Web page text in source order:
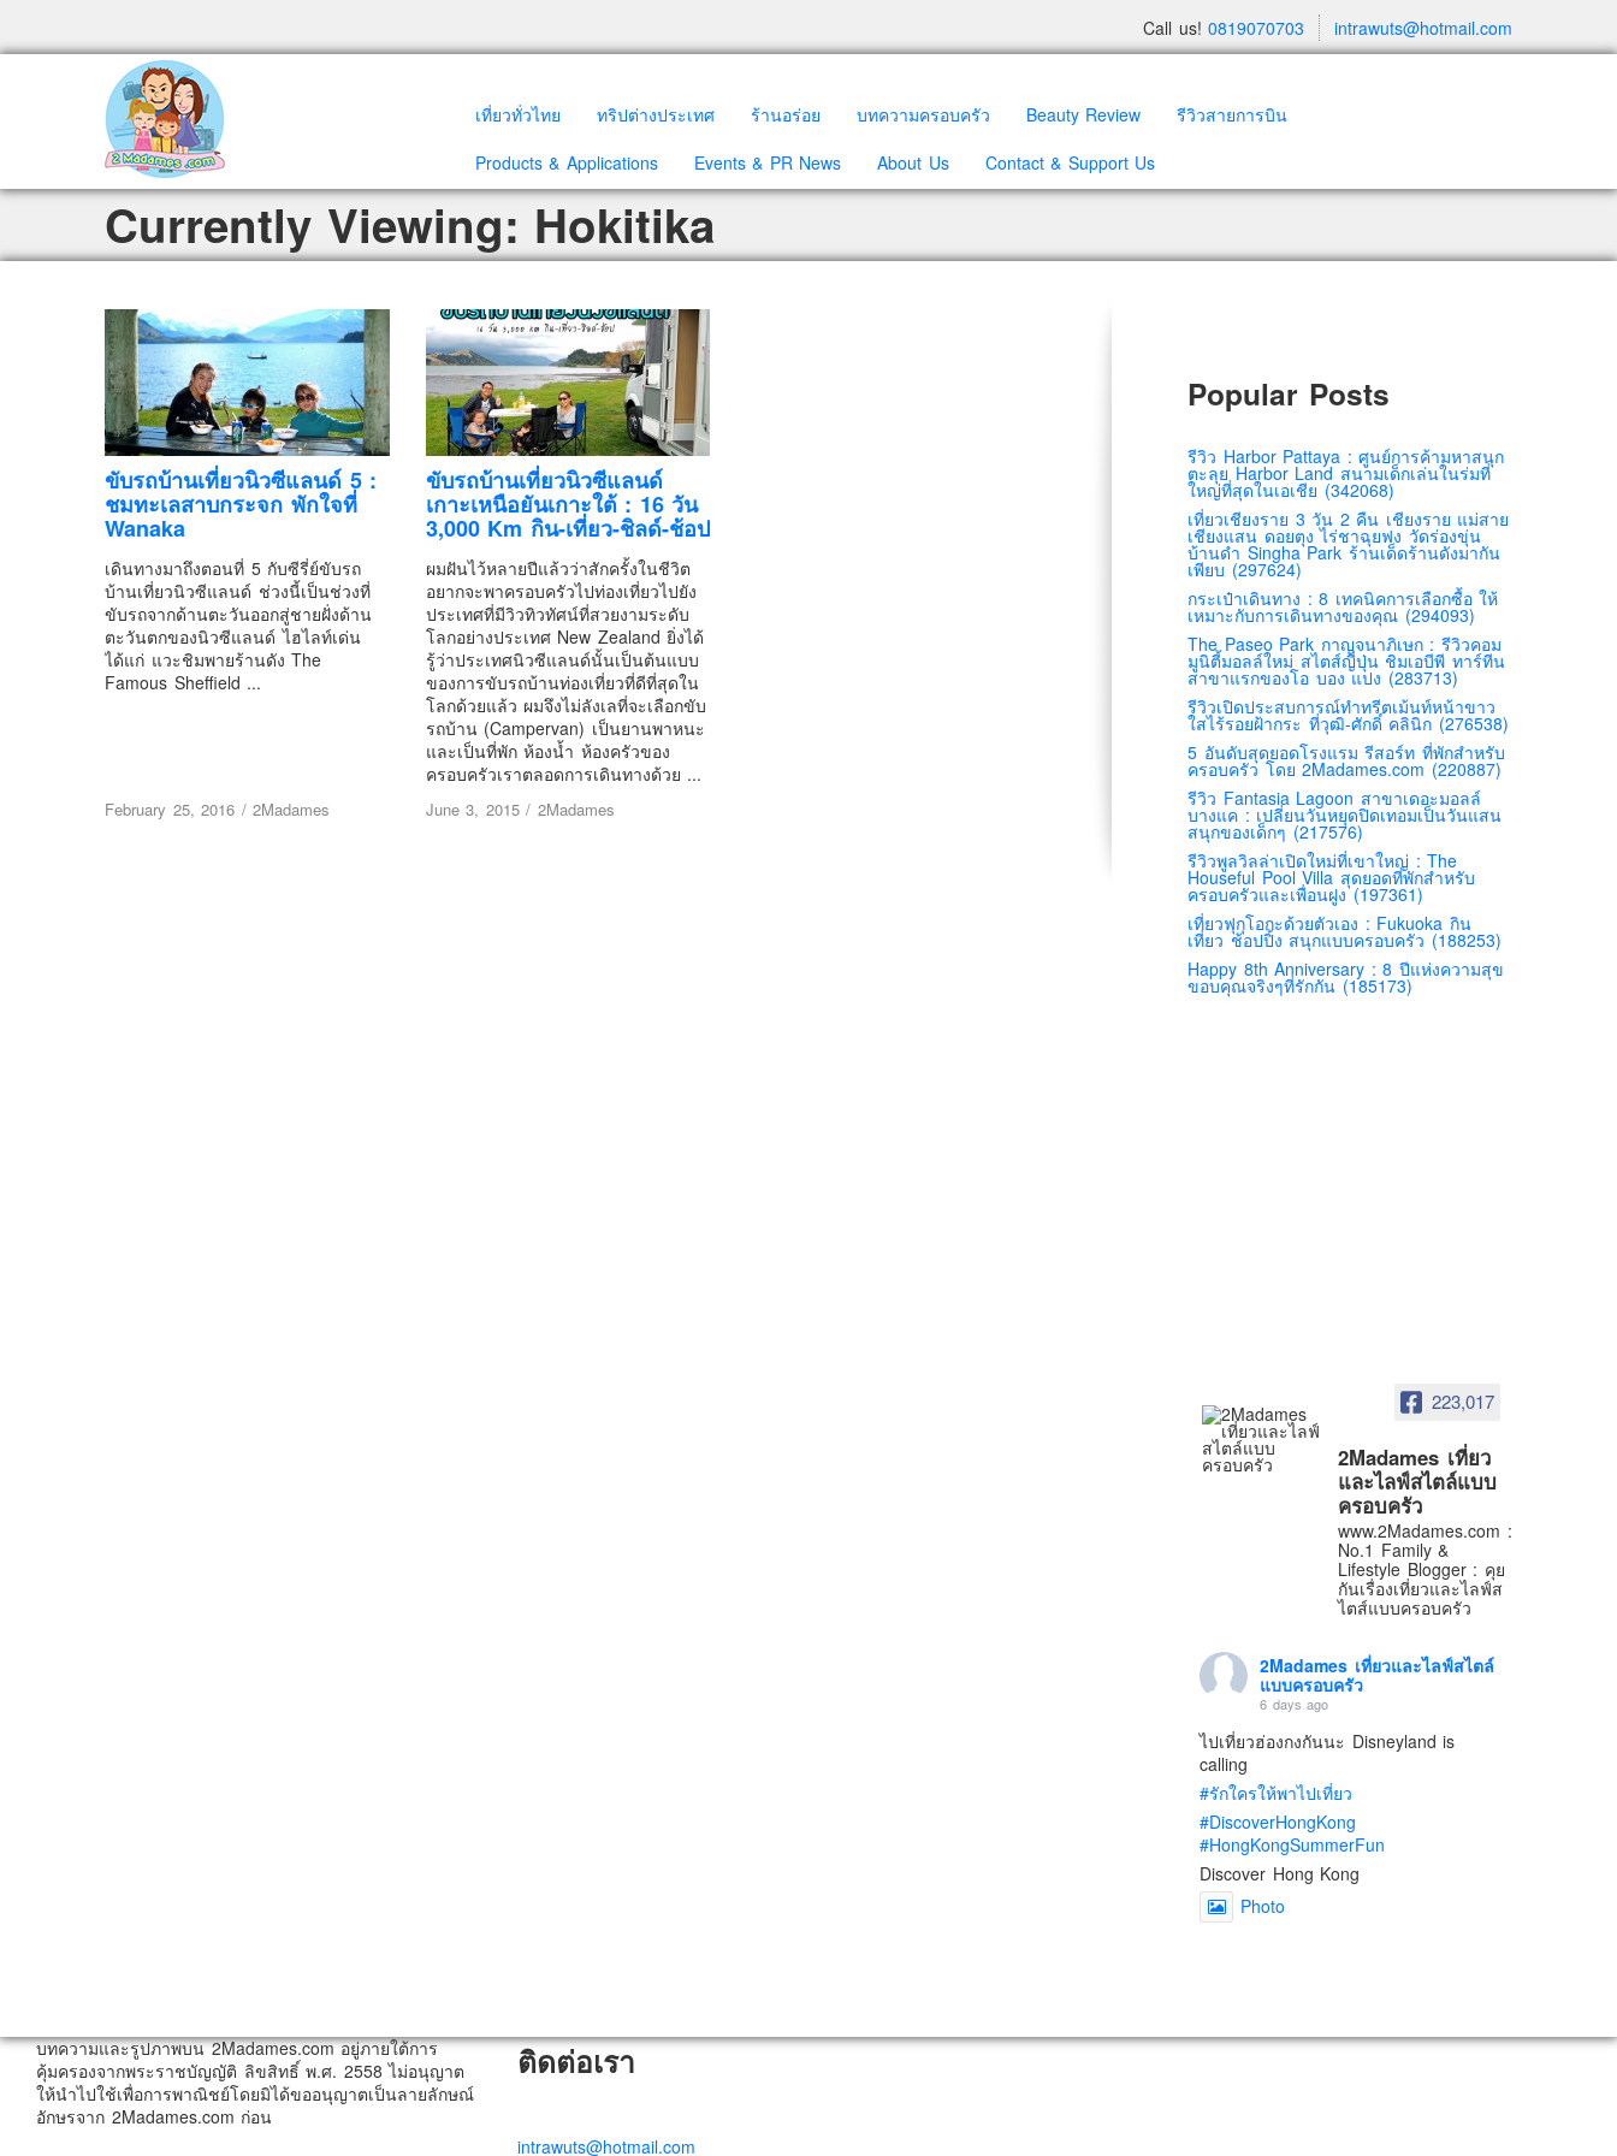
intrawuts@hotmail.com
Call us! 0819070703
เที่ยวทั่วไทย ทริปต่างประเทศ ร้านอร่อย บทความครอบครัว Beauty Review
รีวิวสายการบิน
Products & Applications
Events & PR News About Us Contact & Support Us
Currently Viewing: Hokitika
ขับรถบ้านเที่ยวนิวซีแลนด์ 5 :
ชมทะเลสาบกระจก พักใจที่
Wanaka
เดินทางมาถึงตอนที่ 5 กับซีรี่ย์ขับรถ
บ้านเที่ยวนิวซีแลนด์ ช่วงนี้เป็นช่วงที่
ขับรถจากด้านตะวันออกสู่ชายฝั่งด้าน
ตะวันตกของนิวซีแลนด์ ไฮไลท์เด่น
ได้แก่ แวะชิมพายร้านดัง The
Famous Sheffield ...
February 25, 2016 / 2Madames
ขับรถบ้านเที่ยวนิวซีแลนด์
เกาะเหนือยันเกาะใต้ : 16 วัน
3,000 Km กิน-เที่ยว-ชิลด์-ช้อป
ผมฝันไว้หลายปีแล้วว่าสักครั้งในชีวิต
อยากจะพาครอบครัวไปท่องเที่ยวไปยัง
ประเทศที่มีวิวทิวทัศน์ที่สวยงามระดับ
โลกอย่างประเทศ New Zealand ยิ่งได้
รู้ว่าประเทศนิวซีแลนด์นั้นเป็นต้นแบบ
ของการขับรถบ้านท่องเที่ยวที่ดีที่สุดใน
โลกด้วยแล้ว ผมจึงไม่ลังเลที่จะเลือกขับ
รถบ้าน (Campervan) เป็นยานพาหนะ
และเป็นที่พัก ห้องน้ำ ห้องครัวของ
ครอบครัวเราตลอดการเดินทางด้วย ...
June 3, 2015/ 2Madames
Popular Posts
รีวิว Harbor Pattaya : ศูนย์การค้ามหาสนุก
ตะลุย Harbor Land สนามเด็กเล่นในร่มที่
ใหญ่ที่สุดในเอเชีย (342068)
เที่ยวเชียงราย 3 วัน 2 คืน เชียงราย แม่สาย
เชียงแสน ดอยตุง ไร่ชาฉุยฟง วัดร่องขุ่น
บ้านดำ Singha Park ร้านเด็ดร้านดังมากัน
เพียบ (297624)
กระเป๋าเดินทาง : 8 เทคนิคการเลือกซื้อ ให้
เหมาะกับการเดินทางของคุณ (294093)
The Paseo Park กาญจนาภิเษก : รีวิวคอม
มูนิตี้มอลล์ใหม่ สไตส์ญี่ปุ่น ชิมเอบีพี ทาร์ทีน
สาขาแรกของโอ บอง แปง (283713)
รีวิวเปิดประสบการณ์ทำทรีตเม้นท์หน้าขาว
ใสไร้รอยฝ้ากระ ที่วุฒิ-ศักดิ์ คลินิก (276538)
5 อันดับสุดยอดโรงแรม รีสอร์ท ที่พักสำหรับ
ครอบครัว โดย 2Madames.com (220887)
รีวิว Fantasia Lagoon สาขาเดอะมอลล์
บางแค : เปลี่ยนวันหยุดปิดเทอมเป็นวันแสน
สนุกของเด็กๆ (217576)
รีวิวพูลวิลล่าเปิดใหม่ที่เขาใหญ่ : The
Houseful Pool Villa สุดยอดที่พักสำหรับ
ครอบครัวและเพื่อนฝูง (197361)
เที่ยวฟุกุโอกะด้วยตัวเอง : Fukuoka กิน
เที่ยว ช้อปปิ้ง สนุกแบบครอบครัว (188253)
Happy 8th Anniversary : 8 ปีแห่งความสุข
ขอบคุณจริงๆที่รักกัน (185173)
223,017
2Madames เที่ยว
และไลฟ์สไตล์แบบ
ครอบครัว
www.2Madames.com :
No.1 Family &
Lifestyle Blogger : คุย
กันเรื่องเที่ยวและไลฟ์ส
ไตส์แบบครอบครัว
2Madames เที่ยวและไลฟ์สไตล์
แบบครอบครัว
6 days ago
ไปเที่ยวฮ่องกงกันนะ Disneyland is
calling
#รักใครให้พาไปเที่ยว
#DiscoverHongKong
#HongKongSummerFun
Discover Hong Kong
Photo
แบบครอบครัว
บทความและรูปภาพบน 2Madames.com อยู่ภายใต้การ
คุ้มครองจากพระราชบัญญัติ ลิขสิทธิ์ พ.ศ. 2558 ไม่อนุญาต
ให้นำไปใช้เพื่อการพาณิชย์โดยมิได้ขออนุญาตเป็นลายลักษณ์
อักษรจาก 2Madames.com ก่อน
ติดต่อเรา
intrawuts@hotmail.com